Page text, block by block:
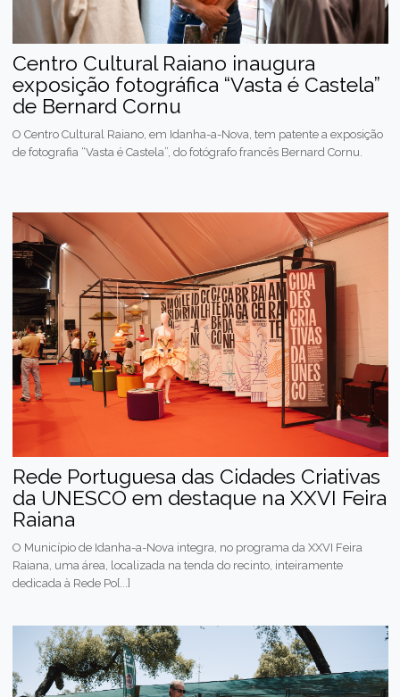
Centro Cultural Raiano inaugura
exposição fotográfica “Vasta é Castela”
de Bernard Cornu
O Centro Cultural Raiano, em Idanha-a-Nova, tem patente a exposição
de fotografia “Vasta é Castela”, do fotógrafo francês Bernard Cornu.
Rede Portuguesa das Cidades Criativas
da UNESCO em destaque na XXVI Feira
Raiana
O Município de Idanha-a-Nova integra, no programa da XXVI Feira
Raiana, uma área, localizada na tenda do recinto, inteiramente
dedicada à Rede Po[...]